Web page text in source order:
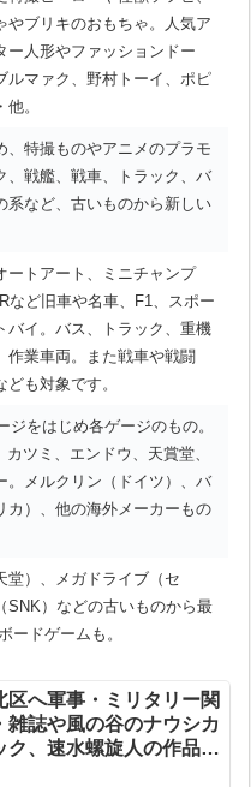
やブリキのおもちゃ。人気ア
ー人形やファッションドー
ルマァク、野村トーイ、ポピ
。
、特撮ものやアニメのプラモ
、戦艦、戦車、トラック、バ
系など、古いものから新しい
ートアート、ミニチャンプ
など旧車や名車、F1、スポー
バイ。バス、トラック、重機
作業車両。また戦車や戦闘
も対象です。
ジをはじめ各ゲージのもの。
ツミ、エンドウ、天賞堂、
。メルクリン（ドイツ）、バ
カ）、他の海外メーカーもの
堂）、メガドライブ（セ
SNK）などの古いものから最
ードゲームも。
区へ軍事・ミリタリー関
雑誌や風の谷のナウシカ
ク、速水螺旋人の作品集